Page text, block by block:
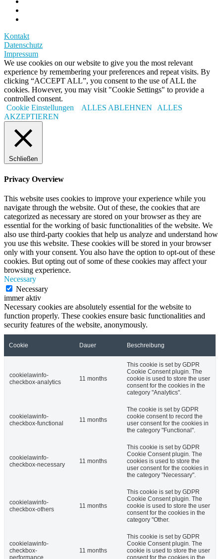
Kontakt
Datenschutz
Impressum
We use cookies on our website to give you the most relevant
experience by remembering your preferences and repeat visits. By
clicking “ACCEPT ALL”, you consent to the use of ALL the
cookies. However, you may visit "Cookie Settings" to provide a
controlled consent.
Cookie Einstellungen
ALLES ABLEHNEN
ALLES
AKZEPTIEREN
Schließen
Privacy Overview
This website uses cookies to improve your experience while you
navigate through the website. Out of these, the cookies that are
categorized as necessary are stored on your browser as they are
essential for the working of basic functionalities of the website. We
also use third-party cookies that help us analyze and understand how
you use this website. These cookies will be stored in your browser
only with your consent. You also have the option to opt-out of these
cookies. But opting out of some of these cookies may affect your
browsing experience.
Necessary
Necessary
immer aktiv
Necessary cookies are absolutely essential for the website to
function properly. These cookies ensure basic functionalities and
security features of the website, anonymously.
Cookie Dauer Beschreibung
cookielawinfo-
checkbox-analytics
11 months
This cookie is set by GDPR
Cookie Consent plugin. The
cookie is used to store the user
consent for the cookies in the
category "Analytics".
cookielawinfo-
checkbox-functional
11 months
The cookie is set by GDPR
cookie consent to record the
user consent for the cookies in
the category "Functional".
cookielawinfo-
checkbox-necessary
11 months
This cookie is set by GDPR
Cookie Consent plugin. The
cookies is used to store the
user consent for the cookies in
the category "Necessary".
cookielawinfo-
checkbox-others
11 months
This cookie is set by GDPR
Cookie Consent plugin. The
cookie is used to store the user
consent for the cookies in the
category "Other.
cookielawinfo-
checkbox-
performance
11 months
This cookie is set by GDPR
Cookie Consent plugin. The
cookie is used to store the user
consent for the cookies in the